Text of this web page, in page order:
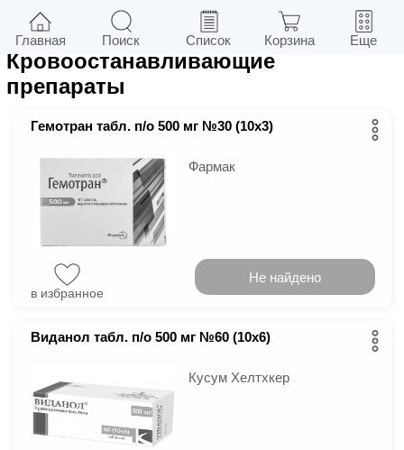
Фильтры в г.Киев
Кровоостанавливающие
препараты
Гемотран табл. п/о 500 мг №30 (10х3)
Фармак
в избранное
Не найдено
Виданол табл. п/о 500 мг №60 (10х6)
Кусум Хелтхкер
Главная Поиск Список Корзина Еще